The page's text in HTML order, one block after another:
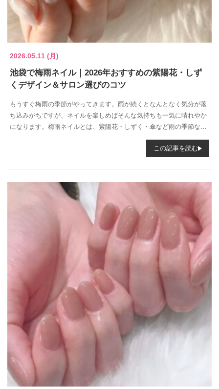
2026.05.11 (月)
池袋で梅雨ネイル｜2026年おすすめの紫陽花・しず
くデザイン＆サロン選びのコツ
もうすぐ梅雨の季節がやってきます。雨が続くとなんとなく気分が落
ち込みがちですが、ネイルを楽しめばそんな気持ちも一気に晴れやか
になります。梅雨ネイルとは、紫陽花・しずく・傘など雨の季節なら
この記事を読む